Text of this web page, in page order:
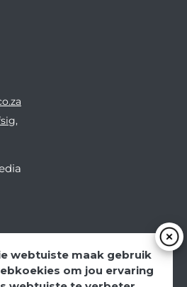
webtuiste maak gebruik
om jou ervaring
NUUSBRIEF